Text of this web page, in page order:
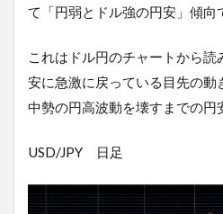
て「円弱とドル強の円安」傾向
これはドル円のチャートから
安に急激に戻っている目先の動
中勢の円高波動を壊すまでの円
USD/JPY 日足